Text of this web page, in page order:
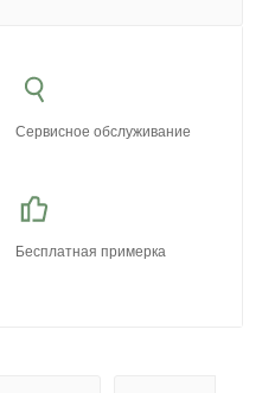
Сервисное обслуживание
Бесплатная примерка